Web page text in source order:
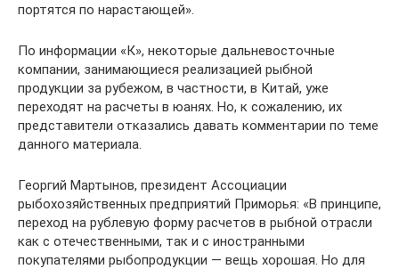
портятся по нарастающей».
По информации «К», некоторые дальневосточные
компании, занимающиеся реализацией рыбной
продукции за рубежом, в частности, в Китай, уже
переходят на расчеты в юанях. Но, к сожалению, их
представители отказались давать комментарии по теме
данного материала.
Георгий Мартынов, президент Ассоциации
рыбохозяйственных предприятий Приморья: «В принципе,
переход на рублевую форму расчетов в рыбной отрасли
как с отечественными, так и с иностранными
покупателями рыбопродукции — вещь хорошая. Но для